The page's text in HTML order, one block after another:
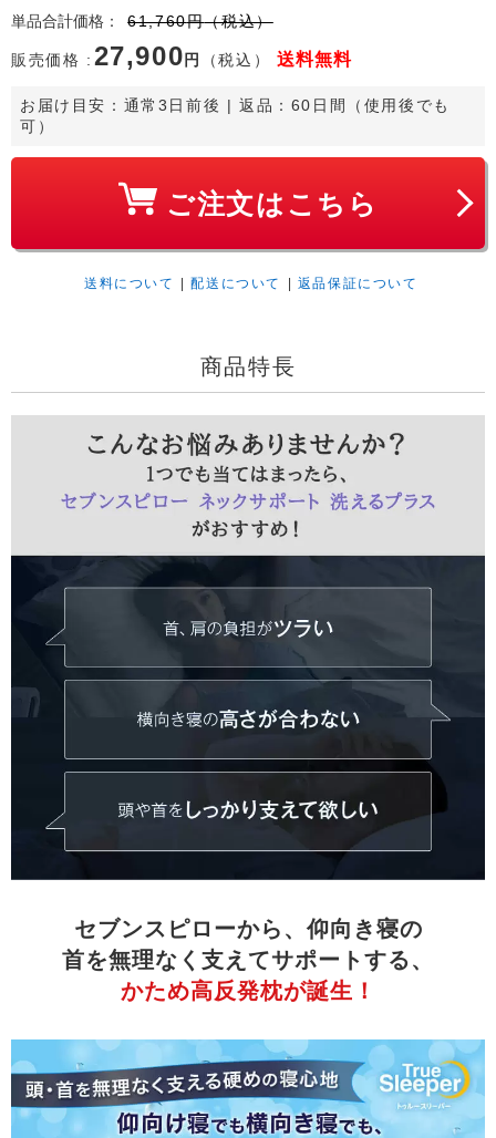
単品合計価格 ：61,760円（税込）
販売価格 : 27,900 円 （税込） 送料無料
お届け目安： 通常3日前後 | 返品：60日間（使用後でも
可）
ご注文はこちら
送料について |配送について | 返品保証について
商品特長
セブンスピローから、仰向き寝の
首を無理なく支えてサポートする、
かため高反発枕が誕生！